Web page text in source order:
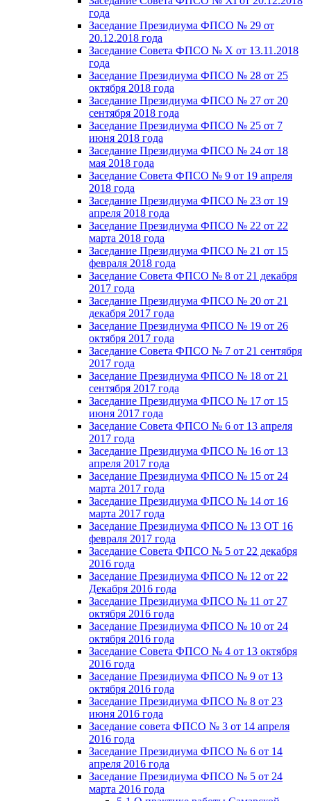
года
Заседание Президиума ФПСО № 29 от
20.12.2018 года
Заседание Совета ФПСО № X от 13.11.2018
года
Заседание Президиума ФПСО № 28 от 25
октября 2018 года
Заседание Президиума ФПСО № 27 от 20
сентября 2018 года
Заседание Президиума ФПСО № 25 от 7
июня 2018 года
Заседание Президиума ФПСО № 24 от 18
мая 2018 года
Заседание Совета ФПСО № 9 от 19 апреля
2018 года
Заседание Президиума ФПСО № 23 от 19
апреля 2018 года
Заседание Президиума ФПСО № 22 от 22
марта 2018 года
Заседание Президиума ФПСО № 21 от 15
февраля 2018 года
Заседание Совета ФПСО № 8 от 21 декабря
2017 года
Заседание Президиума ФПСО № 20 от 21
декабря 2017 года
Заседание Президиума ФПСО № 19 от 26
октября 2017 года
Заседание Совета ФПСО № 7 от 21 сентября
2017 года
Заседание Президиума ФПСО № 18 от 21
сентября 2017 года
Заседание Президиума ФПСО № 17 от 15
июня 2017 года
Заседание Совета ФПСО № 6 от 13 апреля
2017 года
Заседание Президиума ФПСО № 16 от 13
апреля 2017 года
Заседание Президиума ФПСО № 15 от 24
марта 2017 года
Заседание Президиума ФПСО № 14 от 16
марта 2017 года
Заседание Президиума ФПСО № 13 ОТ 16
февраля 2017 года
Заседание Совета ФПСО № 5 от 22 декабря
2016 года
Заседание Президиума ФПСО № 12 от 22
Декабря 2016 года
Заседание Президиума ФПСО № 11 от 27
октября 2016 года
Заседание Президиума ФПСО № 10 от 24
октября 2016 года
Заседание Совета ФПСО № 4 от 13 октября
2016 года
Заседание Президиума ФПСО № 9 от 13
октября 2016 года
Заседание Президиума ФПСО № 8 от 23
июня 2016 года
Заседание совета ФПСО № 3 от 14 апреля
2016 года
Заседание Президиума ФПСО № 6 от 14
апреля 2016 года
Заседание Президиума ФПСО № 5 от 24
марта 2016 года